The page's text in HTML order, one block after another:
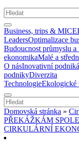
Business, trips & MICE
LeadersOptimalizace
Budoucnost průmyslu
ekonomikaMalé a
O násInovativní
podnikyDiverzita
TechnologieEkologické
Domovská stránka »
PŘEKÁŽKÁM
CIRKULÁRNÍ